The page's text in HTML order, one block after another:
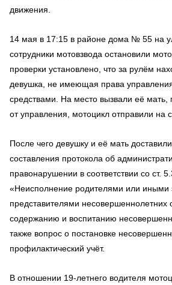
движения.
14 мая в 17:15 в районе дома № 55 на
сотрудники мотовзвода остановили
проверки установлено, что за рулём
девушка, не имеющая права
средствами. На место вызвали её мать,
от управления, мотоцикл отправили на
После чего девушку и её мать
составления протокола об
правонарушении в соответствии со ст.
«Неисполнение родителями или иными
представителями несовершеннолетних
содержанию и воспитанию
также вопрос о постановке
профилактический учёт.
В отношении 19-летнего водителя